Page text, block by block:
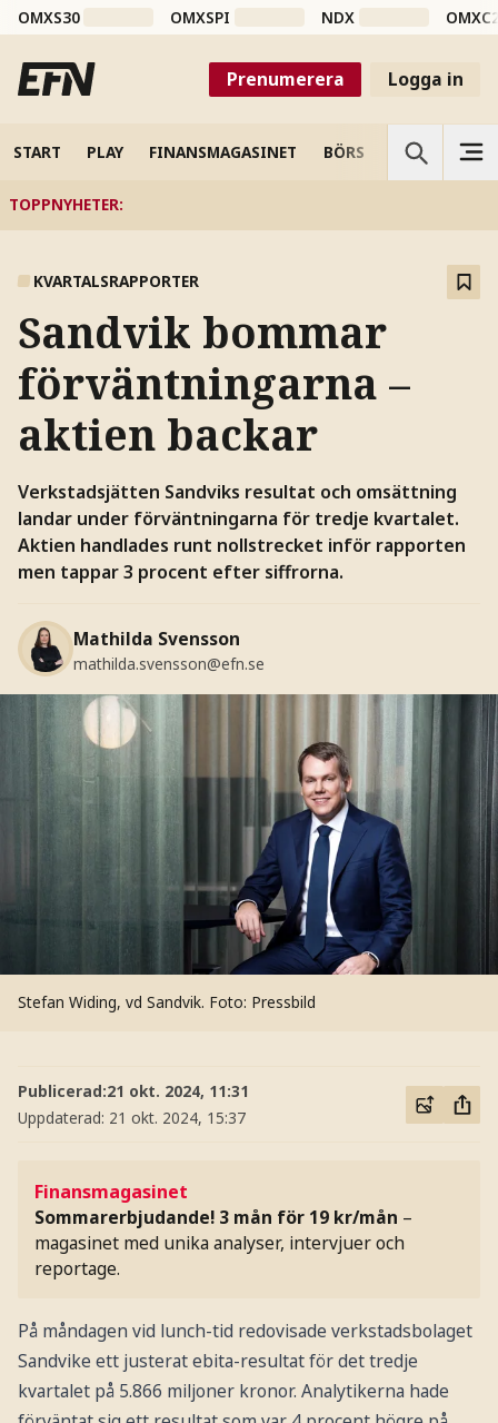
OMXS30 OMXSPI NDX
Prenumerera Logga in
START PLAY FINANSMAGASINET BÖRS VETENSKAP
TOPPNYHETER:
KVARTALSRAPPORTER
Sandvik bommar
förväntningarna –
aktien backar
Verkstadsjätten Sandviks resultat och omsättning
landar under förväntningarna för tredje kvartalet.
Aktien handlades runt nollstrecket inför rapporten
men tappar 3 procent efter siffrorna.
Mathilda Svensson
mathilda.svensson@efn.se
Stefan Widing, vd Sandvik. Foto: Pressbild
Publicerad:21 okt. 2024, 11:31
Uppdaterad: 21 okt. 2024, 15:37
Finansmagasinet
Sommarerbjudande! 3 mån för 19 kr/mån –
magasinet med unika analyser, intervjuer och
reportage.
På måndagen vid lunch-tid redovisade verkstadsbolaget
Sandvike ett justerat ebita-resultat för det tredje
kvartalet på 5.866 miljoner kronor. Analytikerna hade